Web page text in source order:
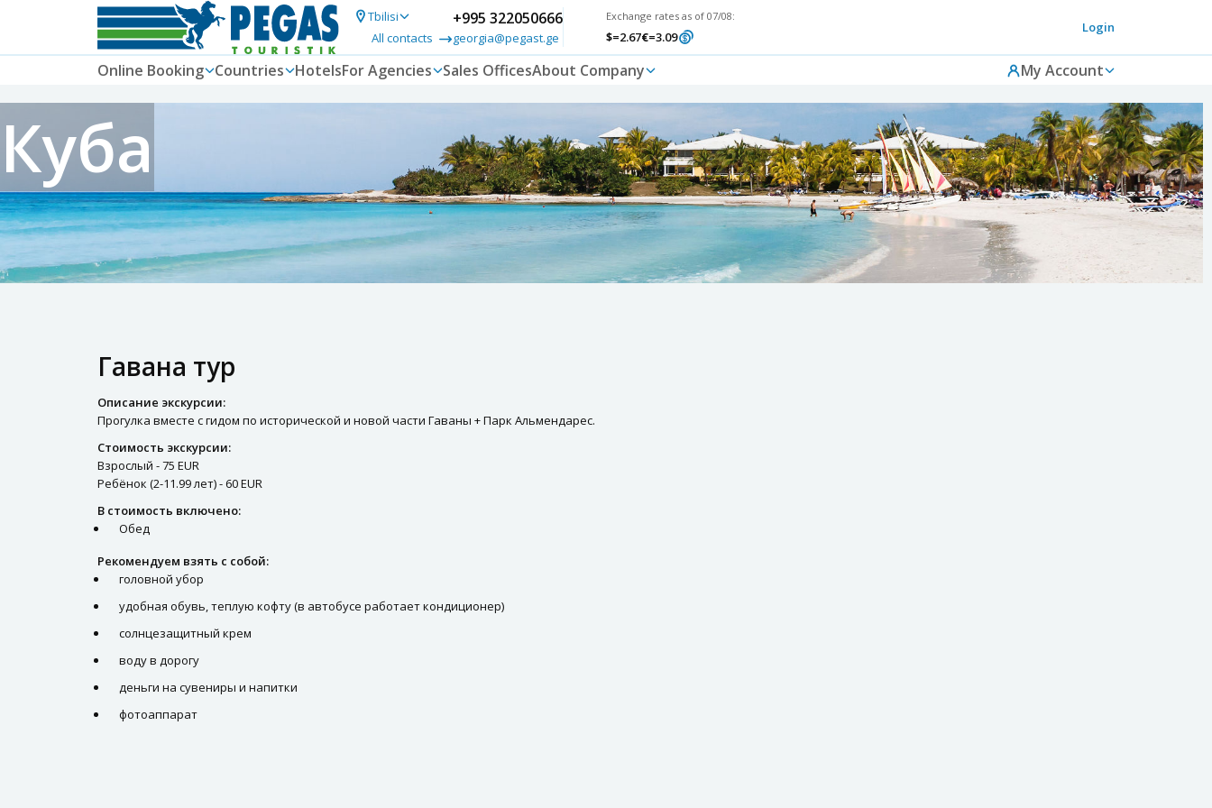
Tbilisi
All contacts
+995 322050666
georgia@pegast.ge
Exchange rates as of 07/08:
$=2.67€=3.09
Login
Online Booking Countries HotelsFor Agencies Sales OfficesAbout Company My Account
Куба
Гавана тур
Описание экскурсии:
Прогулка вместе с гидом по исторической и новой части Гаваны + Парк Альмендарес.
Стоимость экскурсии:
Взрослый - 75 EUR
Ребёнок (2-11.99 лет) - 60 EUR
В стоимость включено:
Обед
Рекомендуем взять с собой:
головной убор
удобная обувь, теплую кофту (в автобусе работает кондиционер)
солнцезащитный крем
воду в дорогу
деньги на сувениры и напитки
фотоаппарат